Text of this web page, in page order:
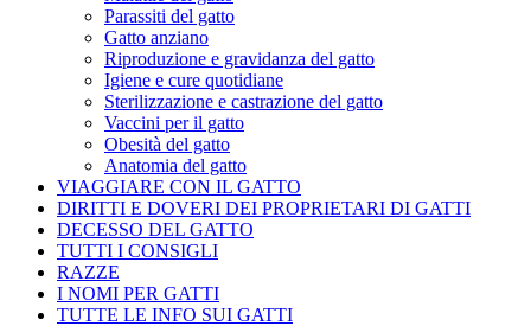
Parassiti del gatto
Gatto anziano
Riproduzione e gravidanza del gatto
Igiene e cure quotidiane
Sterilizzazione e castrazione del gatto
Vaccini per il gatto
Obesità del gatto
Anatomia del gatto
VIAGGIARE CON IL GATTO
DIRITTI E DOVERI DEI PROPRIETARI DI GATTI
DECESSO DEL GATTO
TUTTI I CONSIGLI
RAZZE
I NOMI PER GATTI
TUTTE LE INFO SUI GATTI